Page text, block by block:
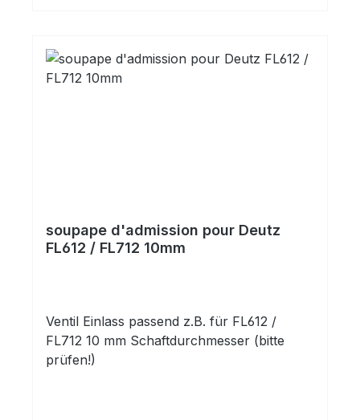
soupape d'admission pour Deutz
FL612 / FL712 10mm
Ventil Einlass passend z.B. für FL612 /
FL712 10 mm Schaftdurchmesser (bitte
prüfen!)